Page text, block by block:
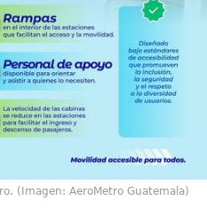
(Imagen: AeroMetro Guatemala)